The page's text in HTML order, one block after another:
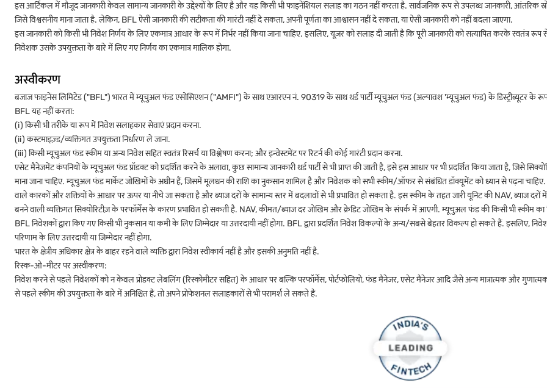
इस आर्टिकल में मौजूद जानकारी केवल सामान्य जानकारी के उद्देश्यों के लिए है और यह किसी भी फाइनेंशियल सलाह का गठन नहीं करता है. सार्वजनिक रूप से उपलब्ध जानकारी, आंतरिक
जिसे विश्वसनीय माना जाता है. लेकिन, BFL ऐसी जानकारी की सटीकता की गारंटी नहीं दे सकता, अपनी पूर्णता का आश्वासन नहीं दे सकता, या ऐसी जानकारी को नहीं बदला जाएगा.
इस जानकारी को किसी भी निवेश निर्णय के लिए एकमात्र आधार के रूप में निर्भर नहीं किया जाना चाहिए. इसलिए, यूज़र को सलाह दी जाती है कि पूरी जानकारी को सत्यापित करके स्वतंत्र
निवेशक उसके उपयुक्तता के बारे में लिए गए निर्णय का एकमात्र मालिक होगा.
अस्वीकरण
बजाज फाइनेंस लिमिटेड ("BFL") भारत में म्यूचुअल फंड एसोसिएशन ("AMFI") के साथ एआरएन नं. 90319 के साथ थर्ड पार्टी म्यूचुअल फंड (अल्पावश 'म्यूचुअल फंड) के डिस्ट्रीब्यूटर के रूप
BFL यह नहीं करता:
(i) किसी भी तरीके या रूप में निवेश सलाहकार सेवाएं प्रदान करना.
(ii) कस्टमाइज़्ड/व्यक्तिगत उपयुक्तता निर्धारण ले जाना.
(iii) किसी म्यूचुअल फंड स्कीम या अन्य निवेश सहित स्वतंत्र रिसर्च या विश्लेषण करना; और इन्वेस्टमेंट पर रिटर्न की कोई गारंटी प्रदान करना.
एसेट मैनेजमेंट कंपनियों के म्यूचुअल फंड प्रॉडक्ट को प्रदर्शित करने के अलावा, कुछ सामान्य जानकारी थर्ड पार्टी से भी प्राप्त की जाती है, इसे इस आधार पर भी प्रदर्शित किया जाता है, जिसे
माना जाना चाहिए. म्यूचुअल फंड मार्केट जोखिमों के अधीन हैं, जिसमें मूलधन की राशि का नुकसान शामिल है और निवेशक को सभी स्कीम/ऑफर से संबंधित डॉक्यूमेंट को ध्यान से पढ़ना
वाले कारकों और शक्तियों के आधार पर ऊपर या नीचे जा सकता है और ब्याज दरों के सामान्य स्तर में बदलावों से भी प्रभावित हो सकता है. इस स्कीम के तहत जारी यूनिट की NAV, ब्याज
बनने वाली व्यक्तिगत सिक्योरिटीज़ के परफॉर्मेंस के कारण प्रभावित हो सकती है. NAV, कीमत/ब्याज दर जोखिम और क्रेडिट जोखिम के संपर्क में आएगी. म्यूचुअल फंड की किसी भी स्कीम
BFL निवेशकों द्वारा किए गए किसी भी नुकसान या कमी के लिए जिम्मेदार या उत्तरदायी नहीं होगा. BFL द्वारा प्रदर्शित निवेश विकल्पों के अन्य/सबसे बेहतर विकल्प हो सकते हैं.
परिणाम के लिए उत्तरदायी या जिम्मेदार नहीं होगा.
भारत के क्षेत्रीय अधिकार क्षेत्र के बाहर रहने वाले व्यक्ति द्वारा निवेश स्वीकार्य नहीं है और इसकी अनुमति नहीं है.
रिस्क-ओ-मीटर पर अस्वीकरण:
निवेश करने से पहले निवेशकों को न केवल प्रोडक्ट लेबलिंग (रिस्कोमीटर सहित) के आधार पर बल्कि परफॉर्मेंस, पोर्टफोलियो, फंड मैनेजर, एसेट मैनेजर आदि जैसे अन्य मात्रात्मक और
से पहले स्कीम की उपयुक्तता के बारे में अनिश्चित हैं, तो अपने प्रोफेशनल सलाहकारों से भी परामर्श ले सकते हैं.